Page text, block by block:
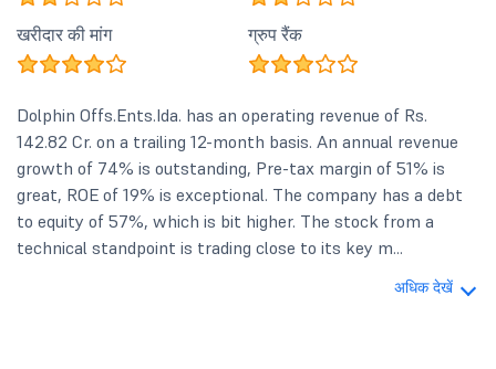
खरीदार की मांग ग्रुप रैंक
Dolphin Offs.Ents.Ida. has an operating revenue of Rs.
142.82 Cr. on a trailing 12-month basis. An annual revenue
growth of 74% is outstanding, Pre-tax margin of 51% is
great, ROE of 19% is exceptional. The company has a debt
to equity of 57%, which is bit higher. The stock from a
technical standpoint is trading close to its key m...
अधिक देखें